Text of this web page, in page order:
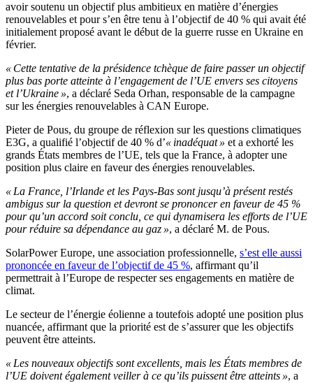
avoir soutenu un objectif plus ambitieux en matière d’énergies
renouvelables et pour s’en être tenu à l’objectif de 40 % qui avait été
initialement proposé avant le début de la guerre russe en Ukraine en
février.
« Cette tentative de la présidence tchèque de faire passer un objectif
plus bas porte atteinte à l’engagement de l’UE envers ses citoyens
et l’Ukraine », a déclaré Seda Orhan, responsable de la campagne
sur les énergies renouvelables à CAN Europe.
Pieter de Pous, du groupe de réflexion sur les questions climatiques
E3G, a qualifié l’objectif de 40 % d’« inadéquat » et a exhorté les
grands États membres de l’UE, tels que la France, à adopter une
position plus claire en faveur des énergies renouvelables.
« La France, l’Irlande et les Pays-Bas sont jusqu’à présent restés
ambigus sur la question et devront se prononcer en faveur de 45 %
pour qu’un accord soit conclu, ce qui dynamisera les efforts de l’UE
pour réduire sa dépendance au gaz », a déclaré M. de Pous.
SolarPower Europe, une association professionnelle, s’est elle aussi
prononcée en faveur de l’objectif de 45 %, affirmant qu’il
permettrait à l’Europe de respecter ses engagements en matière de
climat.
Le secteur de l’énergie éolienne a toutefois adopté une position plus
nuancée, affirmant que la priorité est de s’assurer que les objectifs
peuvent être atteints.
« Les nouveaux objectifs sont excellents, mais les États membres de
l’UE doivent également veiller à ce qu’ils puissent être atteints », a